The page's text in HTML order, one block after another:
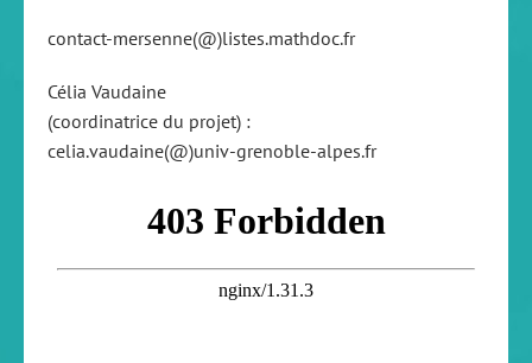
contact-mersenne(@)listes.mathdoc.fr
Célia Vaudaine
(coordinatrice du projet) :
celia.vaudaine(@)univ-grenoble-alpes.fr